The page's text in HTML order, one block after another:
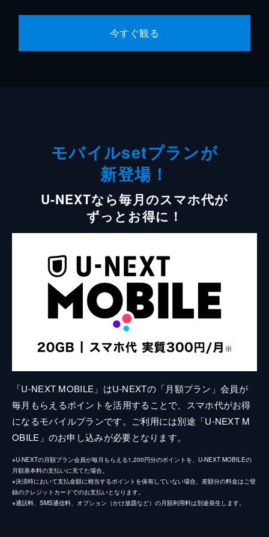
今すぐ観る
モバイルsetプランが
新登場！
U-NEXTなら毎月のスマホ代が
ずっとお得に！
「U-NEXT MOBILE」はU-NEXTの「月額プラン」会員が
毎月もらえるポイントを活用することで、スマホ代がお得
になるモバイルプランです。ご利用には別途「U-NEXT M
OBILE」のお申し込みが必要となります。
※U-NEXTの月額プラン会員が毎月もらえる1,200円分のポイントを、U-NEXT MOBILEの
月額基本料の支払いに充てた場合。
※決済時において支払金額に相当するポイントを保有していない場合、差額分の料金はご登
録のクレジットカードでのお支払いとなります。
※通話料、SMS通信料、オプション（かけ放題など）の月額利用料は別途発生します。